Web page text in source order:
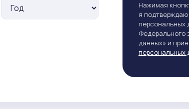
Нажимая
я
персональных
Федерального
данных» и
персональных